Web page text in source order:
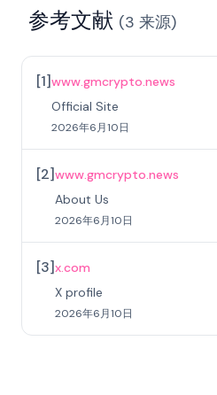
参考文献 (3 来源)
[1]www.gmcrypto.news
Official Site
2026年6月10日
[2]www.gmcrypto.news
About Us
2026年6月10日
[3]x.com
X profile
2026年6月10日